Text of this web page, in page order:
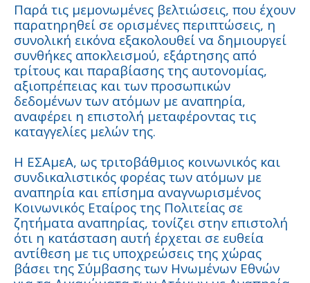
Παρά τις μεμονωμένες βελτιώσεις, που έχουν
παρατηρηθεί σε ορισμένες περιπτώσεις, η
συνολική εικόνα εξακολουθεί να δημιουργεί
συνθήκες αποκλεισμού, εξάρτησης από
τρίτους και παραβίασης της αυτονομίας,
αξιοπρέπειας και των προσωπικών
δεδομένων των ατόμων με αναπηρία,
αναφέρει η επιστολή μεταφέροντας τις
καταγγελίες μελών της.
Η ΕΣΑμεΑ, ως τριτοβάθμιος κοινωνικός και
συνδικαλιστικός φορέας των ατόμων με
αναπηρία και επίσημα αναγνωρισμένος
Κοινωνικός Εταίρος της Πολιτείας σε
ζητήματα αναπηρίας, τονίζει στην επιστολή
ότι η κατάσταση αυτή έρχεται σε ευθεία
αντίθεση με τις υποχρεώσεις της χώρας
βάσει της Σύμβασης των Ηνωμένων Εθνών